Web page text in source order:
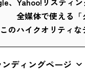
全媒体で使える「
このハイクオリティな
ディングページ